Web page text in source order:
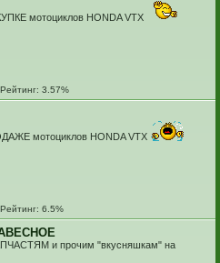
мотоциклов HONDA VTX
Рейтинг: 3.57%
мотоциклов HONDA VTX
Рейтинг: 6.5%
и прочим "вкусняшкам" на